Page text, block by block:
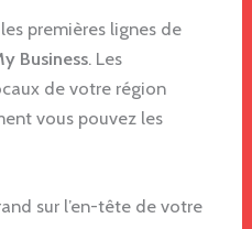
premières lignes de
Business. Les
de votre région
vous pouvez les
sur l’en-tête de votre